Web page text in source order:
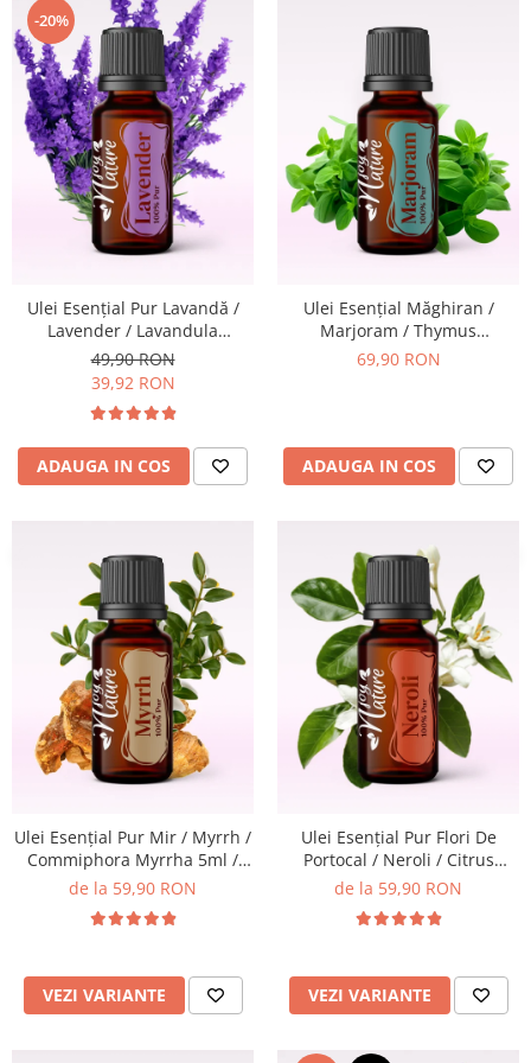
-20%
Ulei Esențial Pur Lavandă /
Lavender / Lavandula
Angustifolia 15ml -
Aromaterapie Sigura | nJoy
49,90 RON
39,92 RON
ADAUGA IN COS
Ulei Esențial Măghiran /
Marjoram / Thymus
Mastichina 15ml -
69,90 RON
ADAUGA IN COS
Ulei Esențial Pur Mir / Myrrh /
Commiphora Myrrha 5ml /
15ml - Aromaterapie Sigura |
de la 59,90 RON
VEZI VARIANTE
Ulei Esențial Pur Flori De
Portocal / Neroli / Citrus
Aurantium 5ml / 15ml -
Nature
de la 59,90 RON
VEZI VARIANTE